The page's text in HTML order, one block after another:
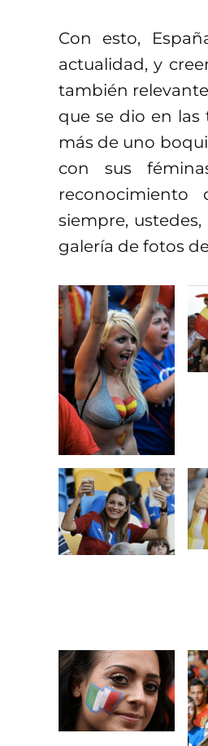
Con esto,
actualidad, y
también
que se dio en las
más de uno
con sus
siempre,
galería de fotos